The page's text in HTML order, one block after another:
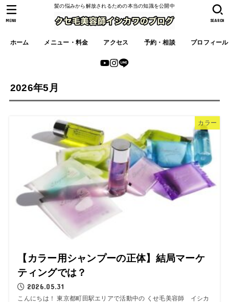
髪の悩みから解放されるための本当の知識を公開中
ホーム メニュー・料金 アクセス 予約・相談 プロフィール
SEARCH
MENU
2026年5月
カラー
【カラー用シャンプーの正体】結局マーケ
ティングでは？
2026.05.31
こんにちは！ 東京都町田駅エリアで活動中の くせ毛美容師 イシカ